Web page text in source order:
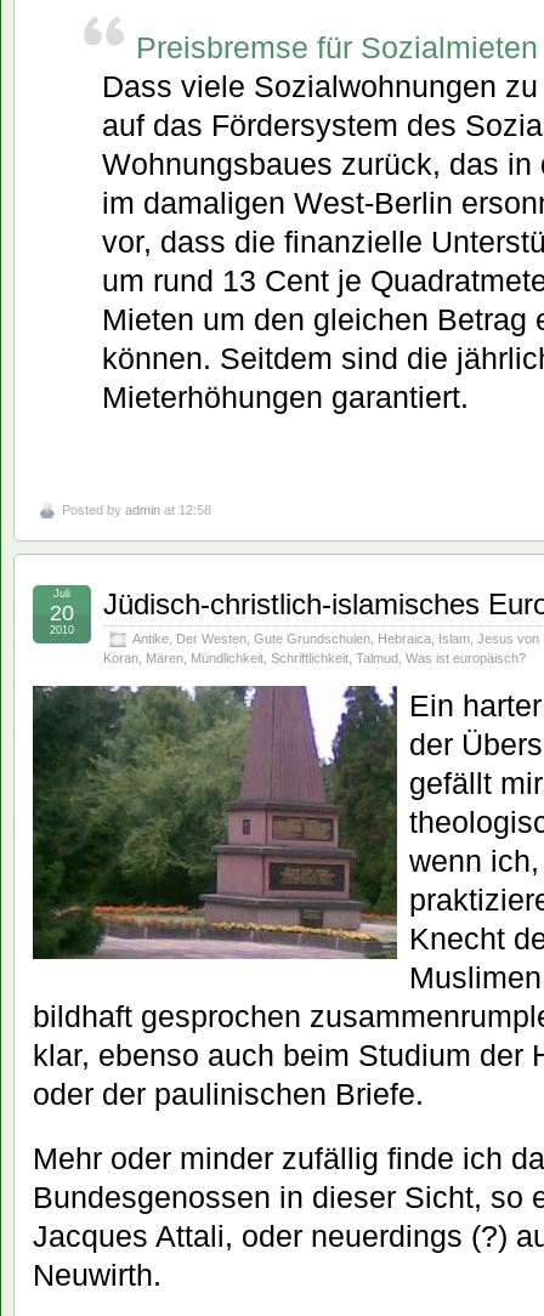
Preisbremse für
Dass viele Sozialwohnungen
auf das Fördersystem des
Wohnungsbaues zurück, das in
im damaligen West-Berlin
vor, dass die finanzielle
um rund 13 Cent je
Mieten um den gleichen Betrag
können. Seitdem sind die
Mieterhöhungen garantiert.
Posted by admin at 12:58
Jüdisch-christlich-islamisches
Antike Der Westen Gute Grundschulen Hebraica Islam Jesus von
Koran Mären Mündlichkeit Schriftlichkeit Talmud Was ist europäisch?
Juli
20
2010
Ein
der
gefällt
wenn
Knecht
bildhaft gesprochen
klar, ebenso auch beim Studium der
oder der paulinischen Briefe.
Mehr oder minder zufällig finde ich
Bundesgenossen in dieser Sicht, so
Jacques Attali, oder neuerdings (?)
Neuwirth.